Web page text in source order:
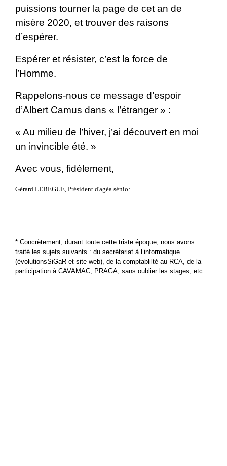
puissions tourner la page de cet an de
misère 2020, et trouver des raisons
d’espérer.
Espérer et résister, c’est la force de
l’Homme.
Rappelons-nous ce message d’espoir
d’Albert Camus dans « l’étranger » :
« Au milieu de l’hiver, j’ai découvert en moi
un invincible été. »
Avec vous, fidèlement,
Gérard LEBEGUE, Président d'agéa sénior
* Concrètement, durant toute cette triste époque, nous avons
traité les sujets suivants : du secrétariat à l’informatique
(évolutionsSiGaR et site web), de la comptablilté au RCA, de la
participation à CAVAMAC, PRAGA, sans oublier les stages, etc